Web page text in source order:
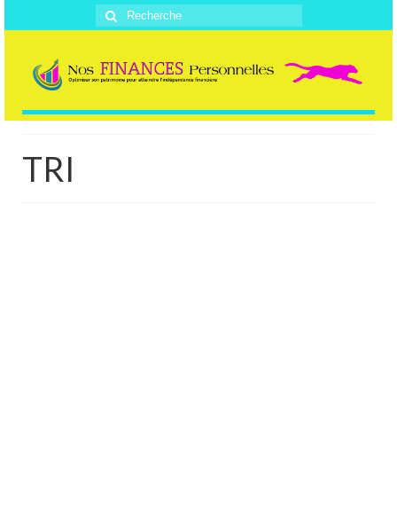
Rechercher
:
TRI